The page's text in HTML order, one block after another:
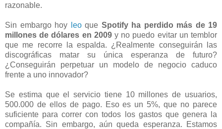
razonable.
Sin embargo hoy leoque Spotify ha perdido más de 19
millones de dólares en 2009 y no puedo evitar un temblor
que me recorre la espalda. ¿Realmente conseguirán las
discográficas matar su única esperanza de futuro?
¿Conseguirán perpetuar un modelo de negocio caduco
frente a uno innovador?
Se estima que el servicio tiene 10 millones de usuarios,
500.000 de ellos de pago. Eso es un 5%, que no parece
suficiente para correr con todos los gastos que genera la
compañía. Sin embargo, aún queda esperanza. Estamos